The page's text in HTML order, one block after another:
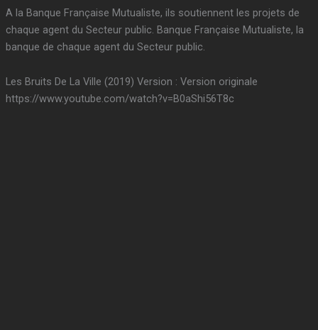
A la Banque Française Mutualiste, ils soutiennent les projets de
chaque agent du Secteur public. Banque Française Mutualiste, la
banque de chaque agent du Secteur public.
Les Bruits De La Ville (2019) Version : Version originale
https://www.youtube.com/watch?v=B0aShi56T8c